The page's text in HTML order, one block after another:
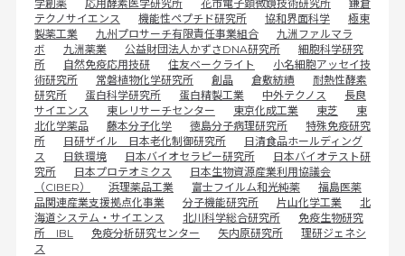
学創薬
応用酵素医学研究所 花市電子顕微鏡技術研究所
鎌倉
テクノサイエンス
機能性ペプチド研究所 協和界面科学
極東
製薬工業
九州プロサーチ有限責任事業組合
九洲ファルマラ
ボ
九洲薬業 公益財団法人かずさDNA研究所
細胞科学研究
所
自然免疫応用技研 住友ベークライト
小名細胞アッセイ技
術研究所
常磐植物化学研究所 創晶 倉敷紡績
耐熱性酵素
研究所
蛋白科学研究所 蛋白精製工業 中外テクノス
長良
サイエンス
東レリサーチセンター 東京化成工業 東芝
東
北化学薬品
藤本分子化学 徳島分子病理研究所
特殊免疫研究
所
日研ザイル 日本老化制御研究所
日清食品ホールディング
ス
日鉄環境 日本バイオセラピー研究所
日本バイオテスト研
究所
日本プロテオミクス
日本生物資源産業利用協議会
（CIBER）
浜理薬品工業 富士フイルム和光純薬
福島医薬
品関連産業支援拠点化事業
分子機能研究所 片山化学工業
北
海道システム・サイエンス
北川科学総合研究所
免疫生物研究
所 IBL
免疫分析研究センター 矢内原研究所
理研ジェネシ
ス